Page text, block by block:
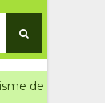
primer nivell a la